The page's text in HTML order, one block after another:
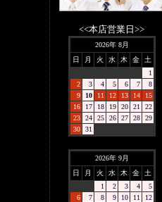
<<本店営業日>>
2026年 8月
日
月 火 水 木 金
土
1
2
3 4 5 6 7
8
9
10 11 12 13 14
15
16
17 18 19 20 21
22
23
24 25 26 27 28
29
30
31
2026年 9月
日
月 火 水 木 金
土
1
2 3 4
5
6
7 8 9 10 11
12